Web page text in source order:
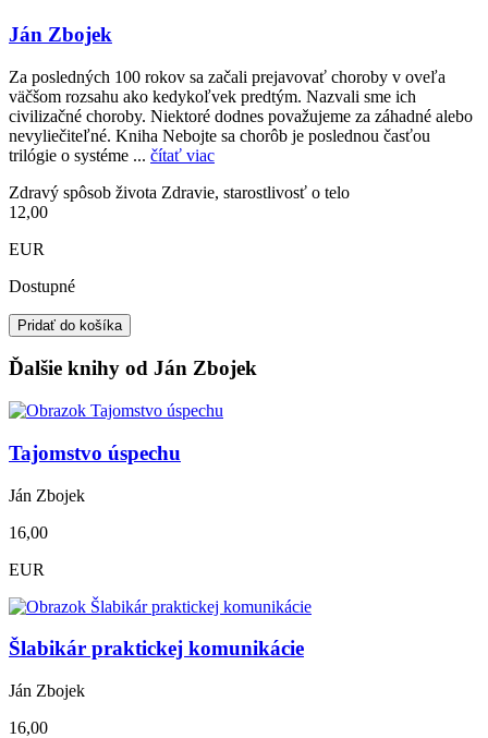
Ján Zbojek
Za posledných 100 rokov sa začali prejavovať choroby v oveľa
väčšom rozsahu ako kedykoľvek predtým. Nazvali sme ich
civilizačné choroby. Niektoré dodnes považujeme za záhadné alebo
nevyliečiteľné. Kniha Nebojte sa chorôb je poslednou časťou
trilógie o systéme ... čítať viac
Zdravý spôsob života Zdravie, starostlivosť o telo
12,00
EUR
Dostupné
Pridať do košíka
Ďalšie knihy od Ján Zbojek
Tajomstvo úspechu
Ján Zbojek
16,00
EUR
Šlabikár praktickej komunikácie
Ján Zbojek
16,00